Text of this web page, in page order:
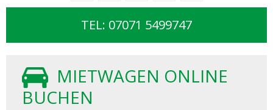
TEL: 07071 5499747
MIETWAGEN ONLINE
BUCHEN